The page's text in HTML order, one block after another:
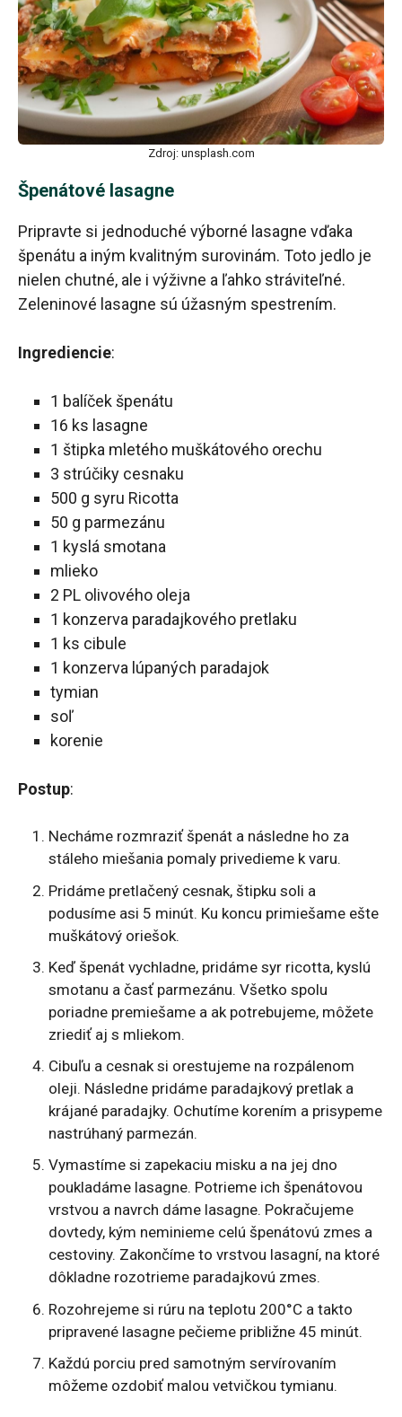
Zdroj: unsplash.com
Špenátové lasagne
Pripravte si jednoduché výborné lasagne vďaka
špenátu a iným kvalitným surovinám. Toto jedlo je
nielen chutné, ale i výživne a ľahko stráviteľné.
Zeleninové lasagne sú úžasným spestrením.
Ingrediencie:
1 balíček špenátu
16 ks lasagne
1 štipka mletého muškátového orechu
3 strúčiky cesnaku
500 g syru Ricotta
50 g parmezánu
1 kyslá smotana
mlieko
2 PL olivového oleja
1 konzerva paradajkového pretlaku
1 ks cibule
1 konzerva lúpaných paradajok
tymian
soľ
korenie
Postup:
Necháme rozmraziť špenát a následne ho za
stáleho miešania pomaly privedieme k varu.
Pridáme pretlačený cesnak, štipku soli a
podusíme asi 5 minút. Ku koncu primiešame ešte
muškátový oriešok.
Keď špenát vychladne, pridáme syr ricotta, kyslú
smotanu a časť parmezánu. Všetko spolu
poriadne premiešame a ak potrebujeme, môžete
zriediť aj s mliekom.
Cibuľu a cesnak si orestujeme na rozpálenom
oleji. Následne pridáme paradajkový pretlak a
krájané paradajky. Ochutíme korením a prisypeme
nastrúhaný parmezán.
Vymastíme si zapekaciu misku a na jej dno
poukladáme lasagne. Potrieme ich špenátovou
vrstvou a navrch dáme lasagne. Pokračujeme
dovtedy, kým neminieme celú špenátovú zmes a
cestoviny. Zakončíme to vrstvou lasagní, na ktoré
dôkladne rozotrieme paradajkovú zmes.
Rozohrejeme si rúru na teplotu 200°C a takto
pripravené lasagne pečieme približne 45 minút.
Každú porciu pred samotným servírovaním
môžeme ozdobiť malou vetvičkou tymianu.